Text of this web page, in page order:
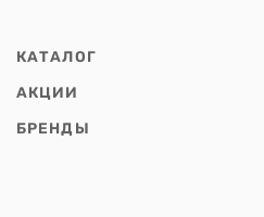
КАТАЛОГ
АКЦИИ
БРЕНДЫ